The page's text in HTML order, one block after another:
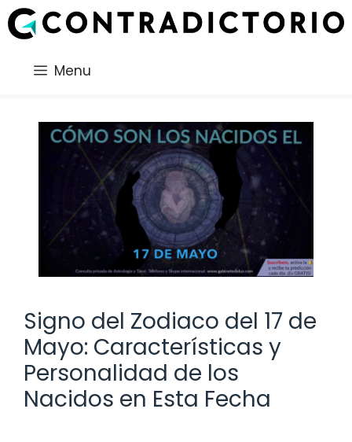
Saltar
al
Menu
Signo del Zodiaco del 17 de
Mayo: Características y
Personalidad de los
Nacidos en Esta Fecha